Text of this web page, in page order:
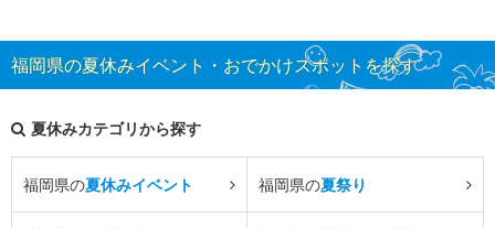
福岡県の夏休みイベント・おでかけスポットを探す
夏休みカテゴリから探す
福岡県の夏休みイベント 福岡県の夏祭り